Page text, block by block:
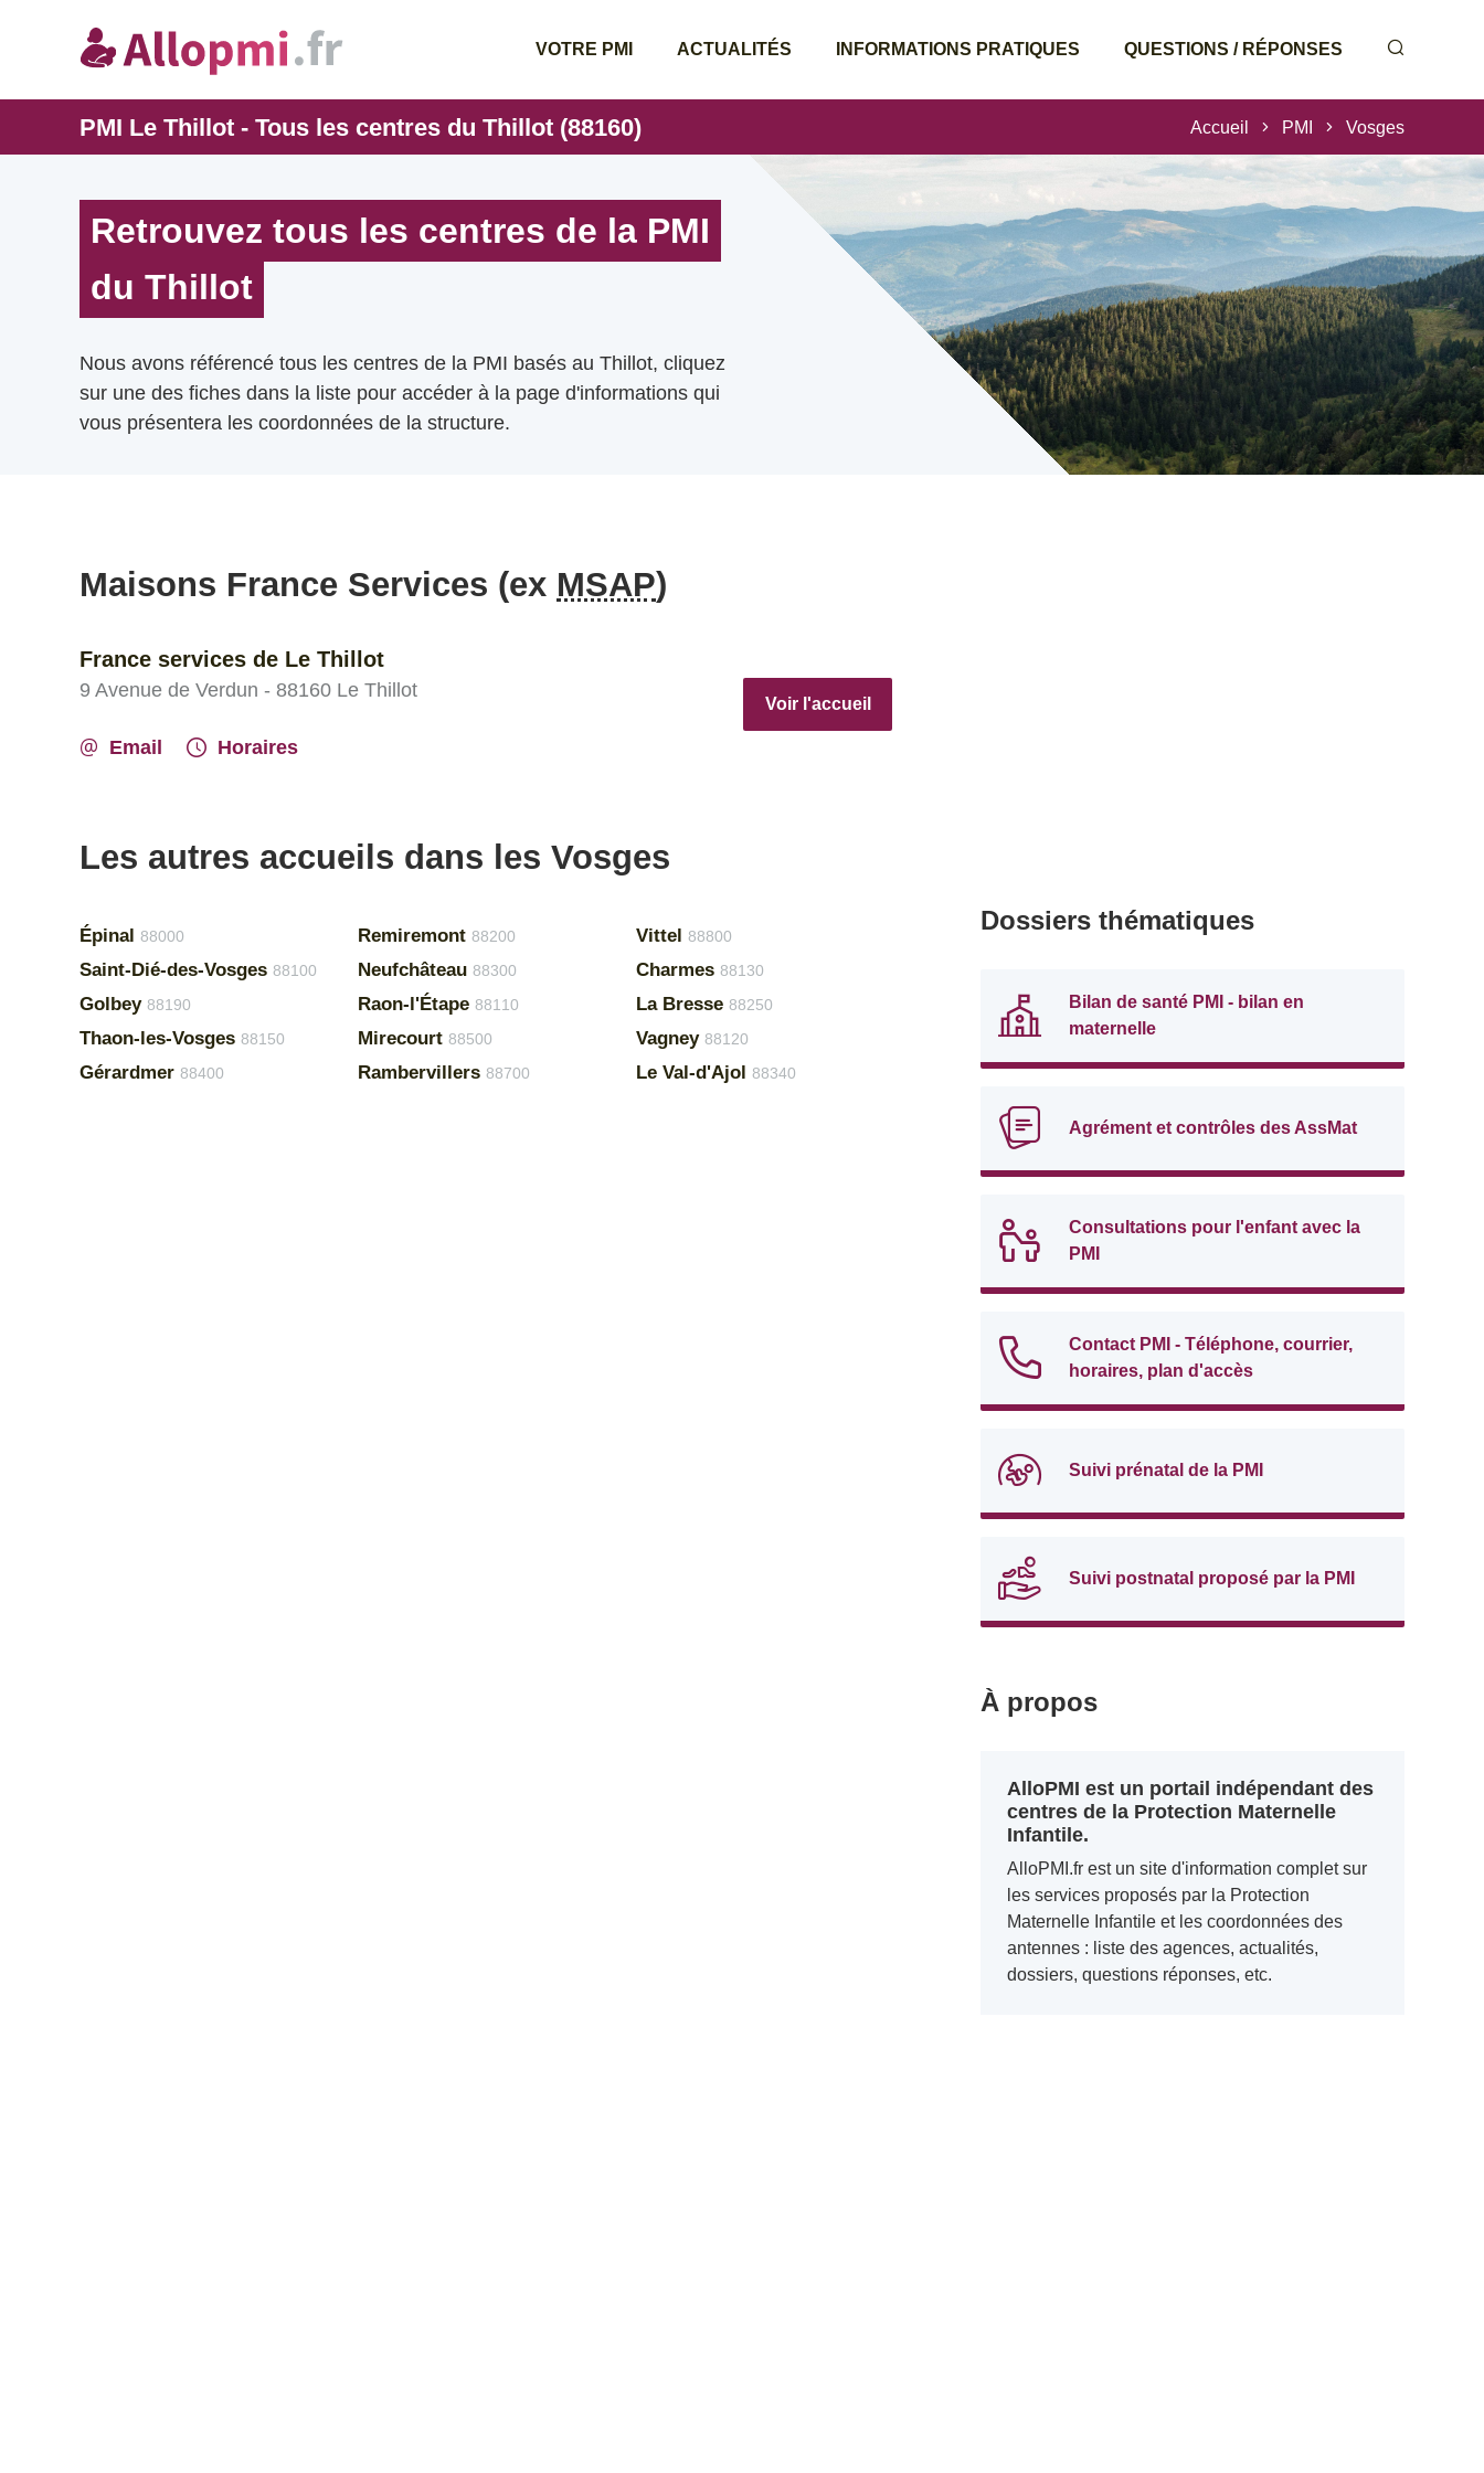
VOTRE PMI ACTUALITÉS INFORMATIONS PRATIQUES QUESTIONS / RÉPONSES
PMI Le Thillot - Tous les centres du Thillot (88160) Accueil PMI Vosges
Retrouvez tous les centres de la PMI
du Thillot
Nous avons référencé tous les centres de la PMI basés au Thillot, cliquez
sur une des fiches dans la liste pour accéder à la page d'informations qui
vous présentera les coordonnées de la structure.
Maisons France Services (ex MSAP)
France services de Le Thillot
9 Avenue de Verdun - 88160 Le Thillot
Email Horaires
Voir l'accueil
Les autres accueils dans les Vosges
Épinal 88000
Saint-Dié-des-Vosges 88100
Golbey 88190
Thaon-les-Vosges 88150
Gérardmer 88400
Remiremont 88200
Neufchâteau 88300
Raon-l'Étape 88110
Mirecourt 88500
Rambervillers 88700
Vittel 88800
Charmes 88130
La Bresse 88250
Vagney 88120
Le Val-d'Ajol 88340
Dossiers thématiques
Bilan de santé PMI - bilan en
maternelle
Agrément et contrôles des AssMat
Consultations pour l'enfant avec la
PMI
Contact PMI - Téléphone, courrier,
horaires, plan d'accès
Suivi prénatal de la PMI
Suivi postnatal proposé par la PMI
À propos
AlloPMI est un portail indépendant des
centres de la Protection Maternelle
Infantile.
AlloPMI.fr est un site d'information complet sur
les services proposés par la Protection
Maternelle Infantile et les coordonnées des
antennes : liste des agences, actualités,
dossiers, questions réponses, etc.